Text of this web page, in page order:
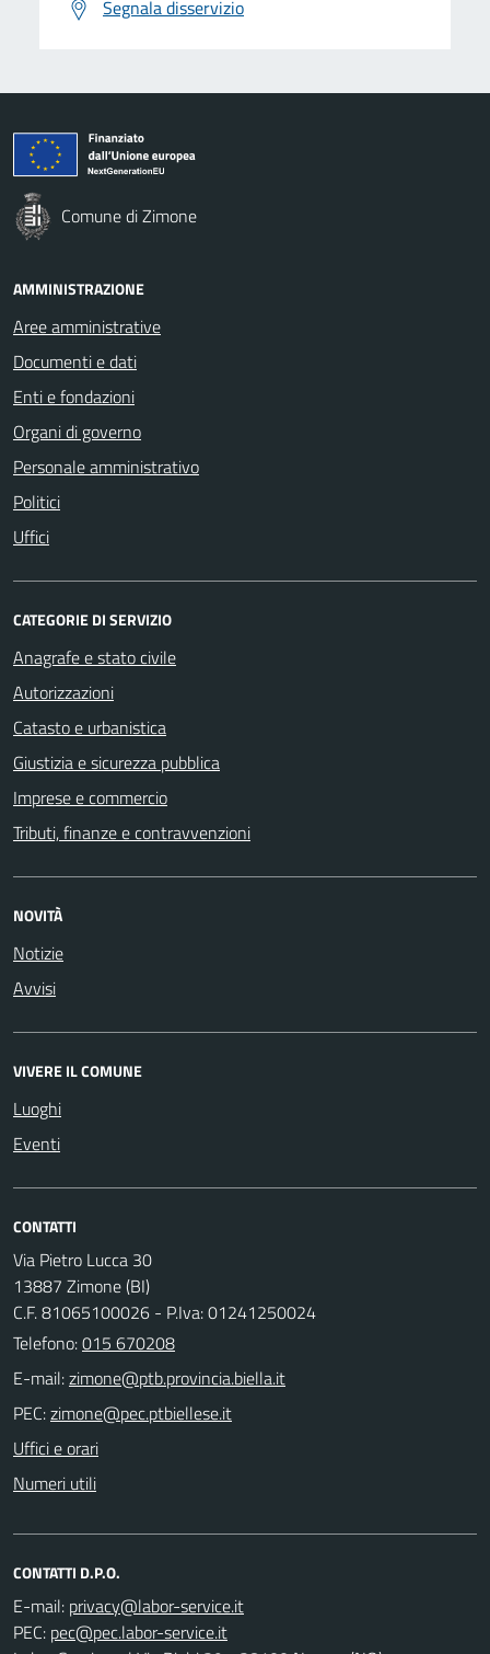
Segnala disservizio
Comune di Zimone
AMMINISTRAZIONE
Aree amministrative
Documenti e dati
Enti e fondazioni
Organi di governo
Personale amministrativo
Politici
Uffici
CATEGORIE DI SERVIZIO
Anagrafe e stato civile
Autorizzazioni
Catasto e urbanistica
Giustizia e sicurezza pubblica
Imprese e commercio
Tributi, finanze e contravvenzioni
NOVITÀ
Notizie
Avvisi
VIVERE IL COMUNE
Luoghi
Eventi
CONTATTI
Via Pietro Lucca 30
13887 Zimone (BI)
C.F. 81065100026 - P.Iva: 01241250024
Telefono:015 670208
E-mail:
PEC:
Uffici e orari
Numeri utili
CONTATTI D.P.O.
E-mail:
PEC: